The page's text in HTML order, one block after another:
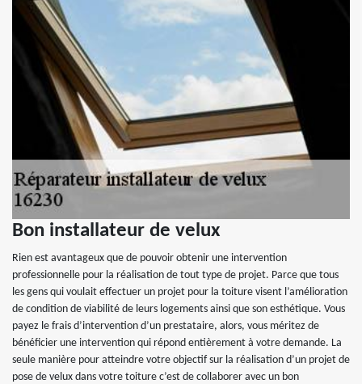
Bon installateur de velux
Rien est avantageux que de pouvoir obtenir une intervention
professionnelle pour la réalisation de tout type de projet. Parce que tous
les gens qui voulait effectuer un projet pour la toiture visent l’amélioration
de condition de viabilité de leurs logements ainsi que son esthétique. Vous
payez le frais d’intervention d’un prestataire, alors, vous méritez de
bénéficier une intervention qui répond entièrement à votre demande. La
seule manière pour atteindre votre objectif sur la réalisation d’un projet de
pose de velux dans votre toiture c’est de collaborer avec un bon